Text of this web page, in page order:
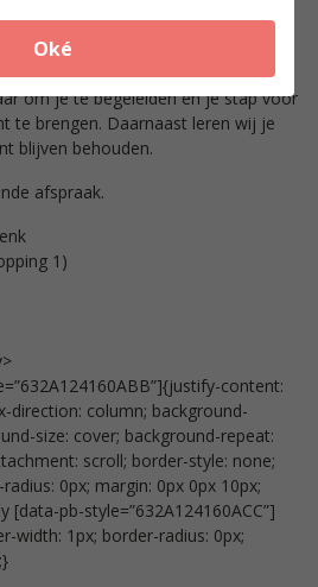
Oké
ze dit!”
makkelijk, zonder honger of
kilo’s kwijt? Onze goed opgeleide
om je te begeleiden en je stap voor
te brengen. Daarnaast leren wij je
blijven behouden.
afspraak.
1)
content:
direction: column; background-
size: cover; background-repeat:
scroll; border-style: none;
0px; margin: 0px 0px 10px;
[data-pb-style=”632A124160ACC”]
width: 1px; border-radius: 0px;